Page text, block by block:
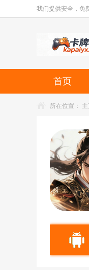
我们提供安全，免
首页
所在位置：